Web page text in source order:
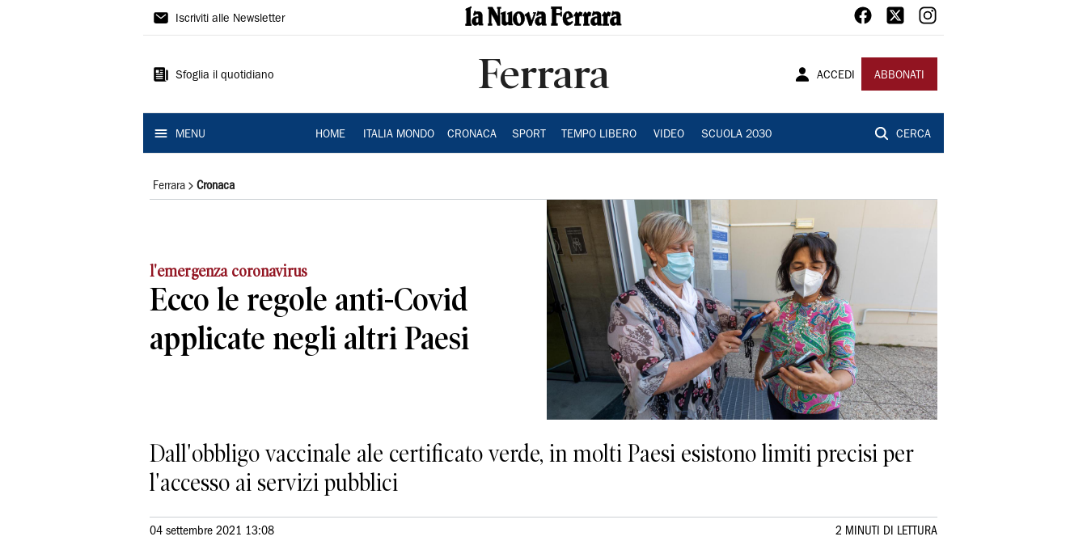
La
Ferrara
Iscriviti alle Newsletter
Sfoglia il quotidiano Ferrara ACCEDI ABBONATI
MENU HOME ITALIA MONDO CRONACA SPORT TEMPO LIBERO VIDEO SCUOLA 2030 CERCA
Ferrara Cronaca
l'emergenza coronavirus
Ecco le regole anti-Covid
applicate negli altri Paesi
Dall'obbligo vaccinale ale certificato verde, in molti Paesi esistono limiti precisi per
l'accesso ai servizi pubblici
04 settembre 2021 13:08 2 MINUTI DI LETTURA